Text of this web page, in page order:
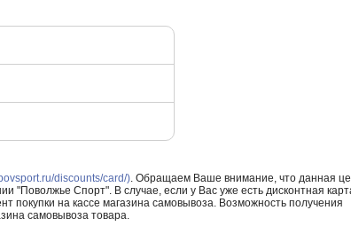
discounts/card/). Обращаем Ваше внимание, что данная
"Поволжье Спорт". В случае, если у Вас уже есть дисконтная
покупки на кассе магазина самовывоза. Возможность получения
самовывоза товара.